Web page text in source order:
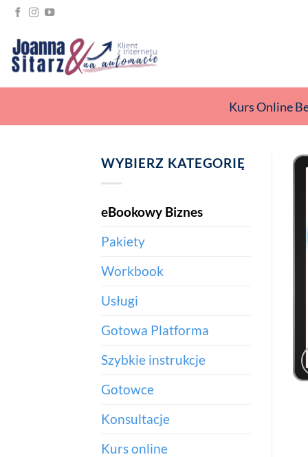
Przewiń
zawartości
Kurs Online
WYBIERZ KATEGORIĘ
eBookowy Biznes
Pakiety
Workbook
Usługi
Gotowa Platforma
Szybkie instrukcje
Gotowce
Konsultacje
Kurs online